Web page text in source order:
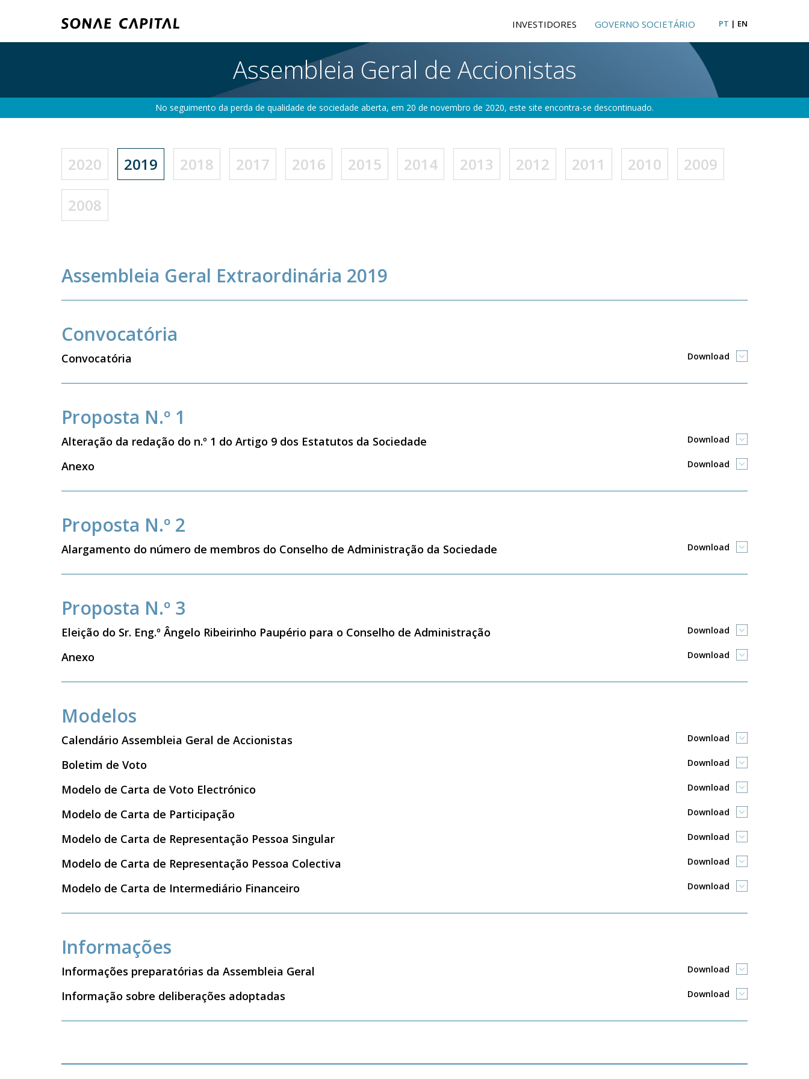
INVESTIDORES GOVERNO SOCIETÁRIO PT | EN
Assembleia Geral de Accionistas
No seguimento da perda de qualidade de sociedade aberta, em 20 de novembro de 2020, este site encontra-se descontinuado.
2020 2019 2018 2017 2016 2015 2014 2013 2012 2011 2010 2009
2008
Assembleia Geral Extraordinária 2019
Convocatória
Convocatória Download
Proposta N.º 1
Alteração da redação do n.º 1 do Artigo 9 dos Estatutos da Sociedade Download
Anexo Download
Proposta N.º 2
Alargamento do número de membros do Conselho de Administração da Sociedade Download
Proposta N.º 3
Eleição do Sr. Eng.º Ângelo Ribeirinho Paupério para o Conselho de Administração Download
Anexo Download
Modelos
Calendário Assembleia Geral de Accionistas Download
Boletim de Voto Download
Modelo de Carta de Voto Electrónico Download
Modelo de Carta de Participação Download
Modelo de Carta de Representação Pessoa Singular Download
Modelo de Carta de Representação Pessoa Colectiva Download
Modelo de Carta de Intermediário Financeiro Download
Informações
Informações preparatórias da Assembleia Geral Download
Informação sobre deliberações adoptadas Download